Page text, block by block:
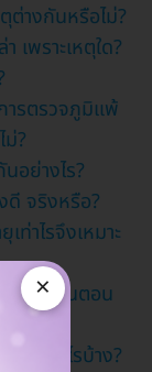
ต่างกันหรือไม่?
เพราะเหตุใด?
รตรวจภูมิแพ้
?
อย่างไร?
ดี จริงหรือ?
ท่าไรจึงเหมาะ
หรือมีขั้นตอน
ด้อย่างไรบ้าง?
×